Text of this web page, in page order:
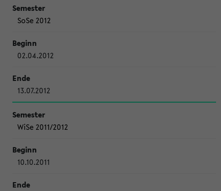
SoSe 2012
02.04.2012
13.07.2012
WiSe 2011/2012
10.10.2011